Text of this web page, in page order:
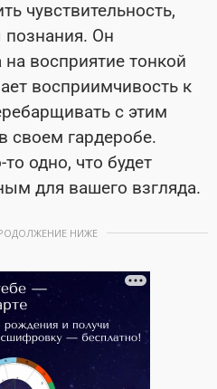
чувствительность,
познания. Он
на восприятие тонкой
восприимчивость к
с этим
своем гардеробе.
одно, что будет
для вашего взгляда.
НИЖЕ